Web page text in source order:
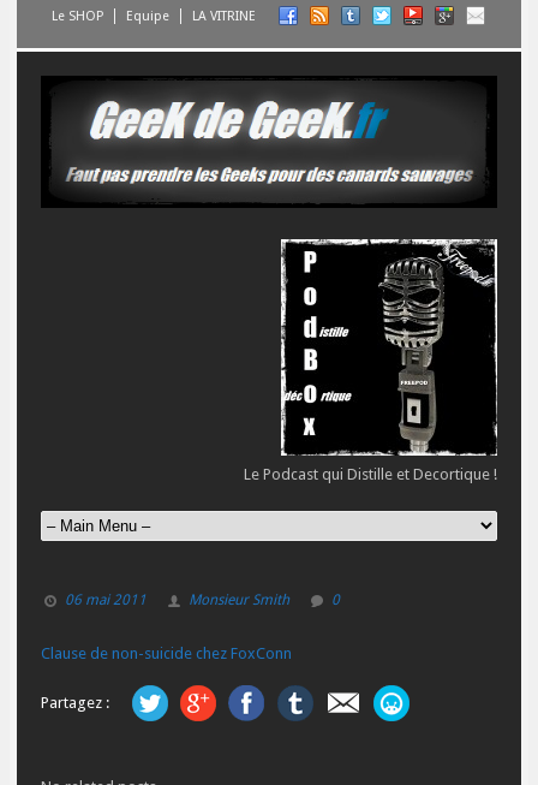
Le SHOP Equipe LA VITRINE
Le Podcast qui Distille et Decortique !
06 mai 2011 Monsieur Smith 0
Clause de non-suicide chez FoxConn
Partagez :